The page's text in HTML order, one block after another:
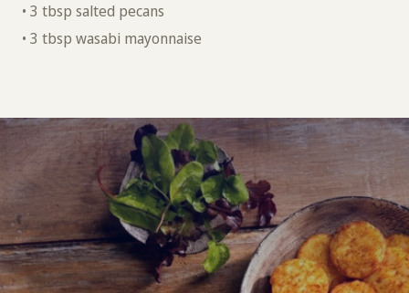
• 3 tbsp salted pecans
• 3 tbsp wasabi mayonnaise